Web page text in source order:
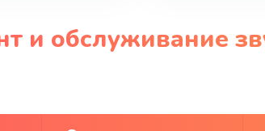
и обслуживание